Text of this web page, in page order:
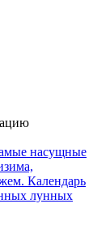
насущные
Календарь
лунных